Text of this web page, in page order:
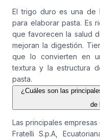
El trigo duro es una de
para elaborar pasta. Es
que favorecen la salud
mejoran la digestión.
que lo convierten en
textura y la estructura
pasta.
¿Cuáles son las
de
Las principales empresas
Fratelli S.p.A,